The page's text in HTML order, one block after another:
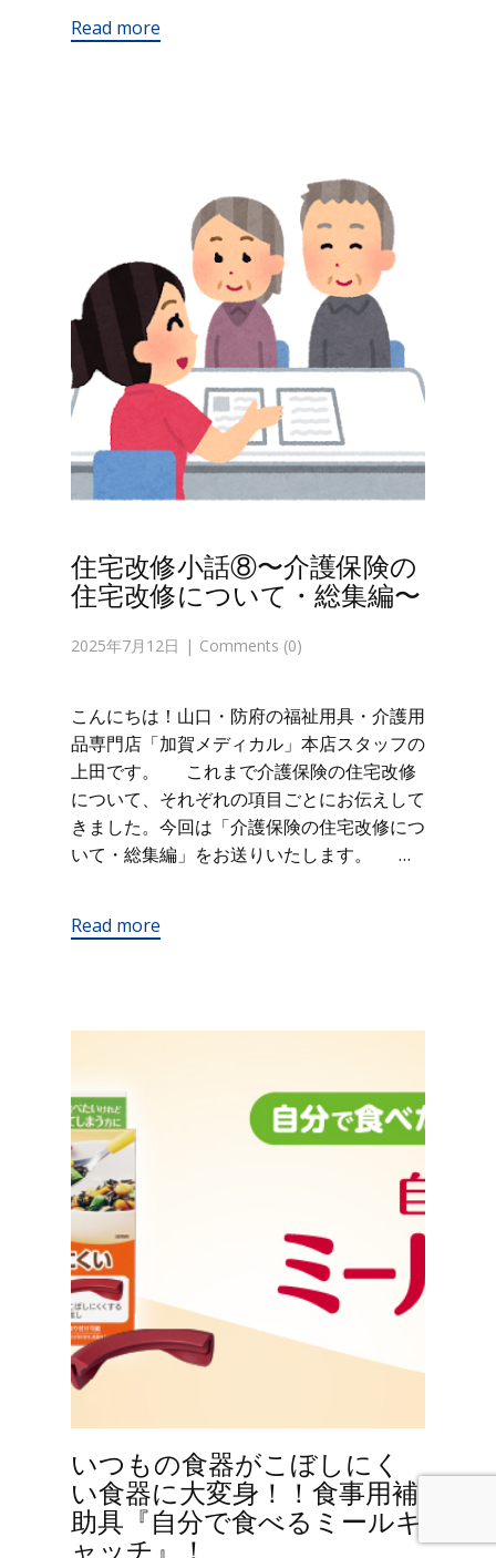
Read more
住宅改修小話⑧〜介護保険の
住宅改修について・総集編〜
2025年7月12日 Comments (0)
こんにちは！山口・防府の福祉用具・介護用
品専門店「加賀メディカル」本店スタッフの
上田です。 これまで介護保険の住宅改修
について、それぞれの項目ごとにお伝えして
きました。今回は「介護保険の住宅改修につ
いて・総集編」をお送りいたします。 …
Read more
いつもの食器がこぼしにく
い食器に大変身！！食事用補
助具『自分で食べるミールキ
ャッチ』！